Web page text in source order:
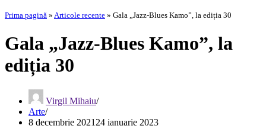
Prima pagină » Articole recente » Gala „Jazz-Blues Kamo”, la ediția 30
Gala „Jazz-Blues Kamo”, la
ediția 30
Virgil Mihaiu
Arte
8 decembrie 2021 24 ianuarie 2023